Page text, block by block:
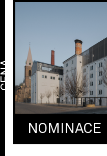
NOMINACE
CENA